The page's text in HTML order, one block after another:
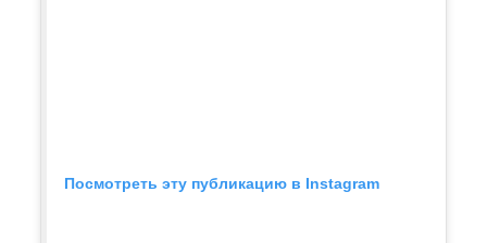
Посмотреть эту публикацию в Instagram